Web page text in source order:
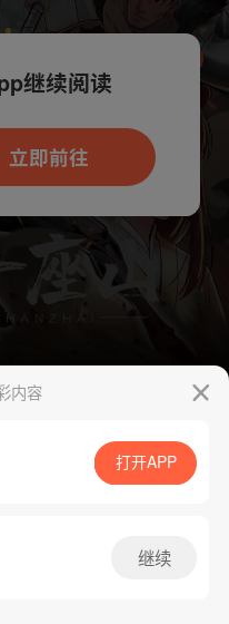
App免费看
漫App免费看
内容
打开APP
继续
可打开App新用
看
继续阅读
立即前往